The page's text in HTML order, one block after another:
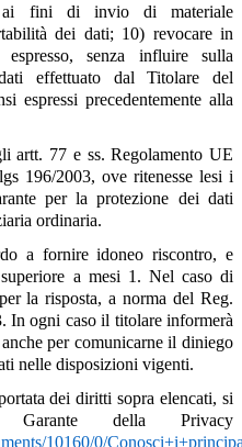
ai fini di invio di materiale
dei dati; 10) revocare in
senza influire sulla
effettuato dal Titolare del
espressi precedentemente alla
artt. 77 e ss. Regolamento UE
196/2003, ove ritenesse lesi i
per la protezione dei dati
ordinaria.
a fornire idoneo riscontro, e
a mesi 1. Nel caso di
la risposta, a norma del Reg.
In ogni caso il titolare informerà
per comunicarne il diniego
nelle disposizioni vigenti.
dei diritti sopra elencati, si
Garante della Privacy
10160/0/